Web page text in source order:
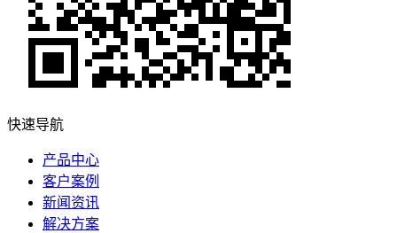
快速导航
产品中心
客户案例
新闻资讯
解决方案